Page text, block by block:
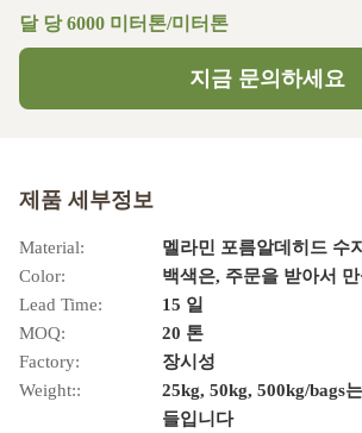
달 당 6000 미터톤/미터톤
지금 문의하세요
제품 세부정보
Material:
멜라민 포름알데히드 수지
Color:
백색은, 주문을 받아서
Lead Time:
15 일
MOQ:
20 톤
Factory:
장시성
Weight::
25kg, 50kg, 500kg/bags
들입니다